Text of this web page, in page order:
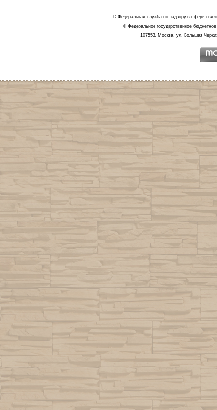
© Федеральная служба по надзору в сфере
© Федеральное государственное
107553, Москва, ул. Большая